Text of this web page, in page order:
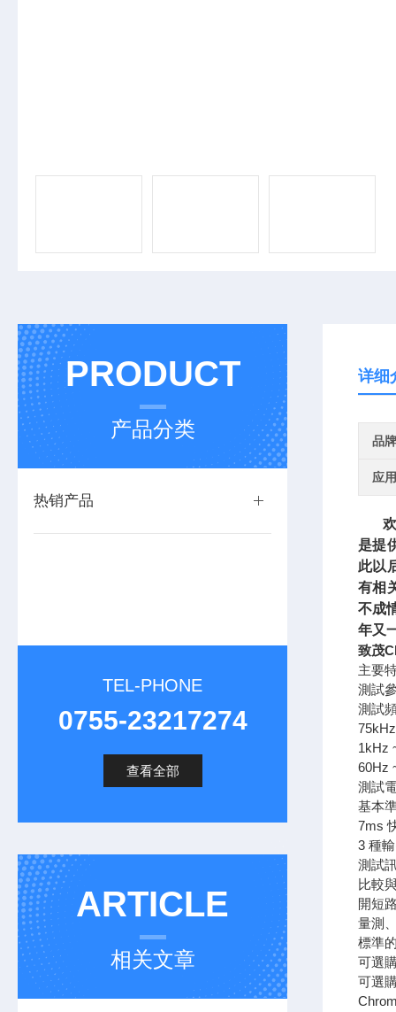
PRODUCT
产品分类
热销产品
TEL-PHONE
0755-23217274
查看全部
ARTICLE
相关文章
详细
品牌
应
欢
是提
此以
有相
不成
年又
致茂
主要
測試
測試
1kHz
60Hz
測試
基本
7ms
3 種
測試
比較
開短
量測
標準
可選
可選